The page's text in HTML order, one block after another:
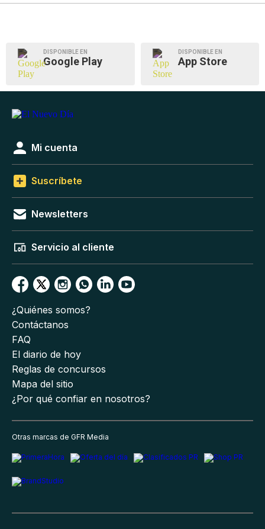
DISPONIBLE EN
Google Play
DISPONIBLE EN
App Store
Mi cuenta
Suscríbete
Newsletters
Servicio al cliente
¿Quiénes somos?
Contáctanos
FAQ
El diario de hoy
Reglas de concursos
Mapa del sitio
¿Por qué confiar en nosotros?
Otras marcas de GFR Media